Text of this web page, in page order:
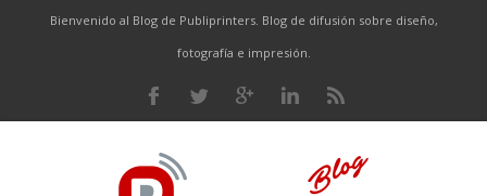
Bienvenido al Blog de Publiprinters. Blog de difusión sobre diseño,
fotografía e impresión.